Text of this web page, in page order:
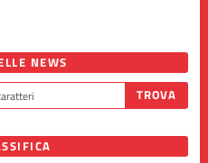
NEWS